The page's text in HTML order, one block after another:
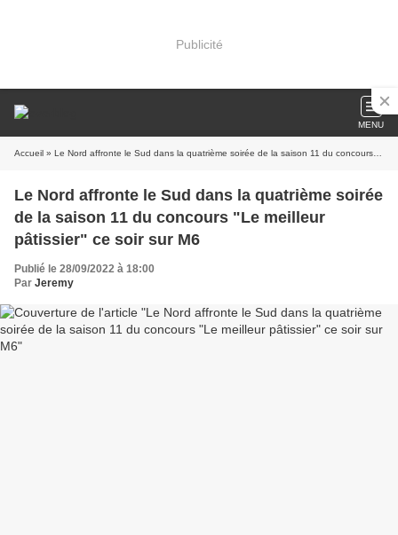
Publicité
MENU
Accueil » Le Nord affronte le Sud dans la quatrième soirée de la saison 11 du concours "Le meilleur pâtissier" ce soir sur M6
Le Nord affronte le Sud dans la quatrième soirée
de la saison 11 du concours "Le meilleur
pâtissier" ce soir sur M6
Publié le 28/09/2022 à 18:00
Par Jeremy